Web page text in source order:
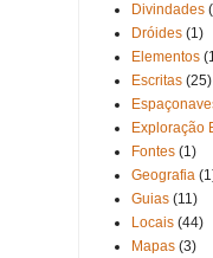
Divindades
Dróides (1)
Elementos
Escritas (25)
Exploração
Fontes (1)
Geografia
Guias (11)
Locais (44)
Mapas (3)